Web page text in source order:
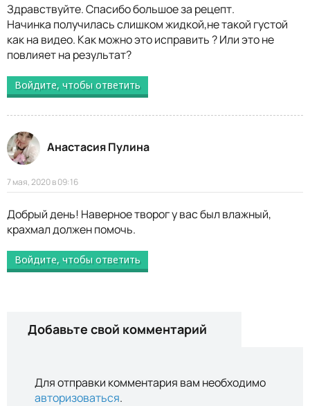
Здравствуйте. Спасибо большое за рецепт.
Начинка получилась слишком жидкой,не такой густой
как на видео. Как можно это исправить ? Или это не
повлияет на результат?
Войдите, чтобы ответить
Анастасия Пулина
7 мая, 2020 в 09:16
Добрый день! Наверное творог у вас был влажный,
крахмал должен помочь.
Войдите, чтобы ответить
Добавьте свой комментарий
Для отправки комментария вам необходимо
авторизоваться.